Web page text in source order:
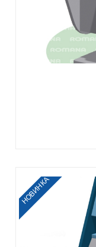
НОВИНКА